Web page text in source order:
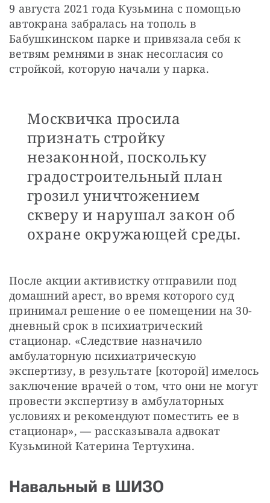
9 августа 2021 года Кузьмина с помощью
автокрана забралась на тополь в
Бабушкинском парке и привязала себя к
ветвям ремнями в знак несогласия со
стройкой, которую начали у парка.
Москвичка просила
признать стройку
незаконной, поскольку
градостроительный план
грозил уничтожением
скверу и нарушал закон об
охране окружающей среды.
После акции активистку отправили под
домашний арест, во время которого суд
принимал решение о ее помещении на 30-
дневный срок в психиатрический
стационар. «Следствие назначило
амбулаторную психиатрическую
экспертизу, в результате [которой] имелось
заключение врачей о том, что они не могут
провести экспертизу в амбулаторных
условиях и рекомендуют поместить ее в
стационар», — рассказывала адвокат
Кузьминой Катерина Тертухина.
Навальный в ШИЗО